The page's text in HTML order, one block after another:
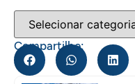
Compartilhe: